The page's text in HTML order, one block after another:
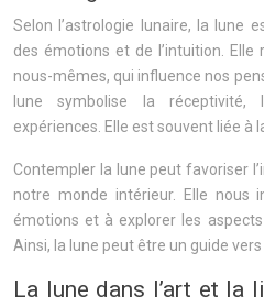
Selon l’astrologie lunaire, la lune
des émotions et de l’intuition.
nous-mêmes, qui influence nos
lune symbolise la
expériences. Elle est souvent liée à
Contempler la lune peut favoriser
notre monde intérieur. Elle nous
émotions et à explorer les
Ainsi, la lune peut être un guide
La lune dans l’art et la